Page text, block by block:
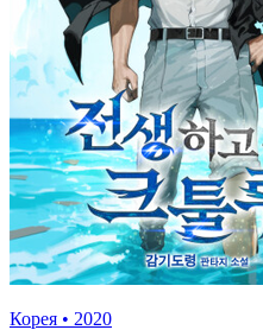
Корея • 2020